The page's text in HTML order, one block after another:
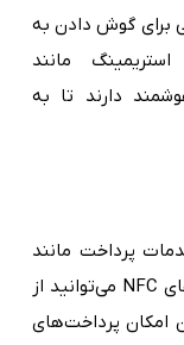
برای گوش دادن به
مانند
دارند تا به
پرداخت مانند
گوگل پی در ساعت‌های هوشمند با تراشه‌های NFC می‌توانید از
امکان پرداخت‌های